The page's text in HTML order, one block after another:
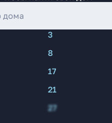
3
8
17
21
27